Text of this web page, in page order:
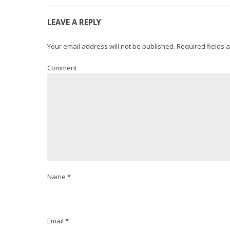
LEAVE A REPLY
Your email address will not be published. Required fields
Comment
Name *
Email *